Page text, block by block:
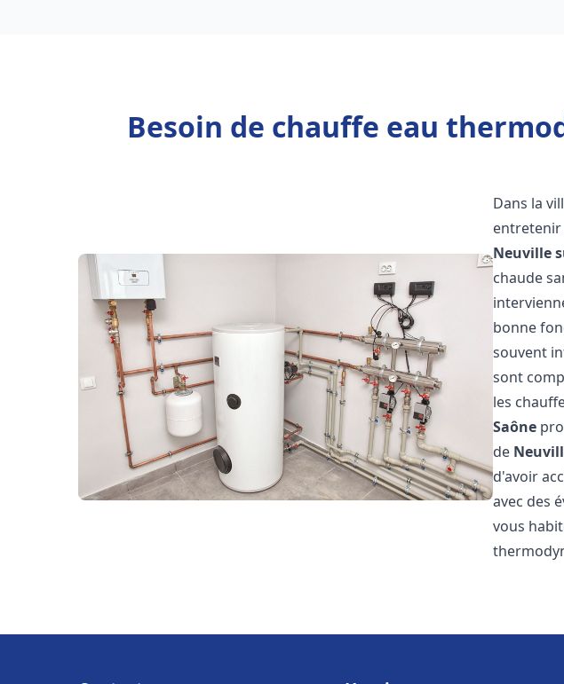
Besoin de chauffe eau
Dans la
entretenir
Neuville
chaude
bonne
souvent
sont
les
Saône
de
d'avoir
avec des
vous